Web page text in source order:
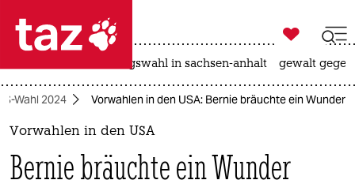
 taz zahl ich
taz zahl ich
politik

taz zahl ich
landtagswahl in sachsen-anhalt gewalt
Wahl 2024 Vorwahlen in den USA: Bernie bräuchte ein Wunder
Vorwahlen in den USA
Bernie bräuchte ein Wunder